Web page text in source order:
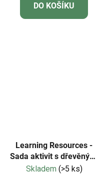
DO KOŠÍKU
Learning Resources -
Sada aktivit s dřevěnými
stavebními kostkami
Skladem (>5 ks)